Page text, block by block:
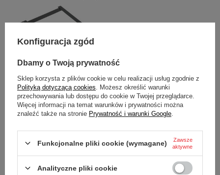
MOCOWANIE FOTELI
SPORTOWYCH SPARCO DLA
FIAT PUNTO PRAWE
442,00 zł
Konfiguracja zgód
Dbamy o Twoją prywatność
Sklep korzysta z plików cookie w celu realizacji usług zgodnie z
Polityką dotyczącą cookies . Możesz określić warunki
przechowywania lub dostępu do cookie w Twojej przeglądarce.
Więcej informacji na temat warunków i prywatności można
znaleźć także na stronie Prywatność i warunki Google
Funkcjonalne pliki cookie (wymagane)
Zawsze
aktywne
Analityczne pliki cookie